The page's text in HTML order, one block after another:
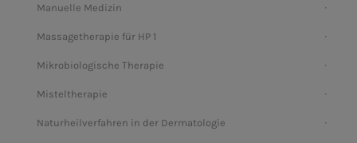
Manuelle Medizin
Massagetherapie für HP 1
Mikrobiologische Therapie
Misteltherapie
Naturheilverfahren in der Dermatologie